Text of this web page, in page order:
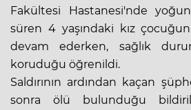
Fakültesi Hastanesi'nde
süren 4 yaşındaki kız
devam ederken, sağlık
koruduğu öğrenildi.
Saldırının ardından kaçan
sonra ölü bulunduğu